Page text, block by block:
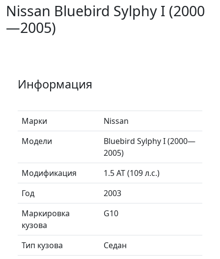
Nissan Bluebird Sylphy I (2000
—2005)
Информация
Марки
Nissan
Модели
Bluebird Sylphy I (2000—
2005)
Модификация
1.5 AT (109 л.с.)
Год
2003
Маркировка
кузова
G10
Тип кузова
Седан